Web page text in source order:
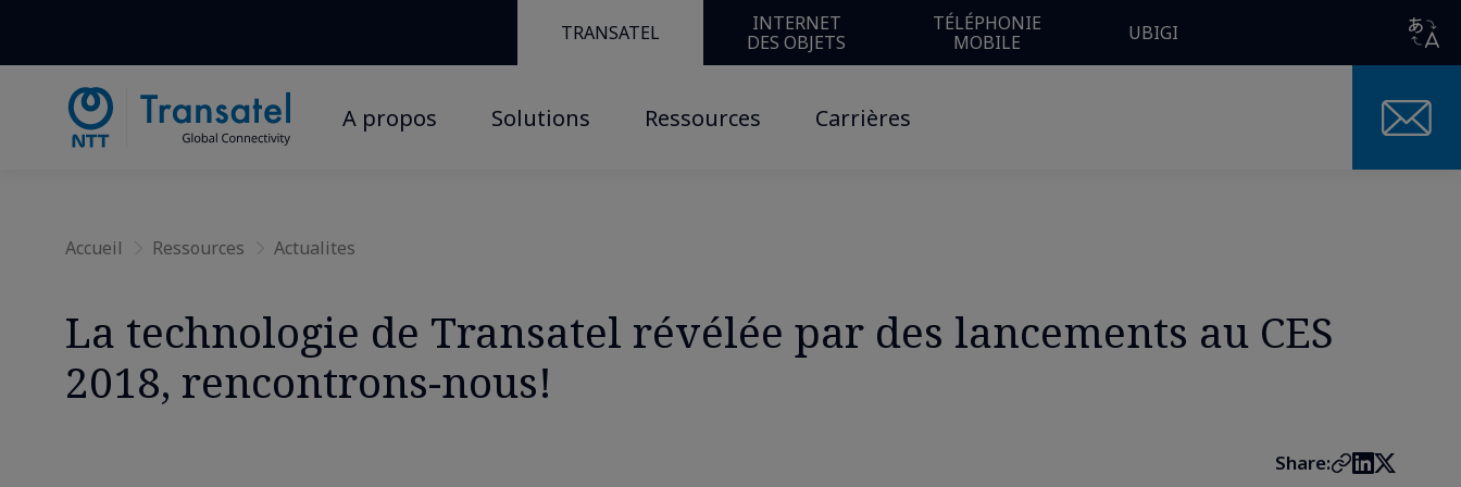
TRANSATEL
INTERNET
DES OBJETS
TÉLÉPHONIE
MOBILE
UBIGI
A propos Solutions Ressources Carrières
» » La technologie de Transatel révélée par des lancements au CES 2018, rencontrons-nous!
Accueil Ressources Actualites
La technologie de Transatel révélée par des lancements au CES
2018, rencontrons-nous!
Share: